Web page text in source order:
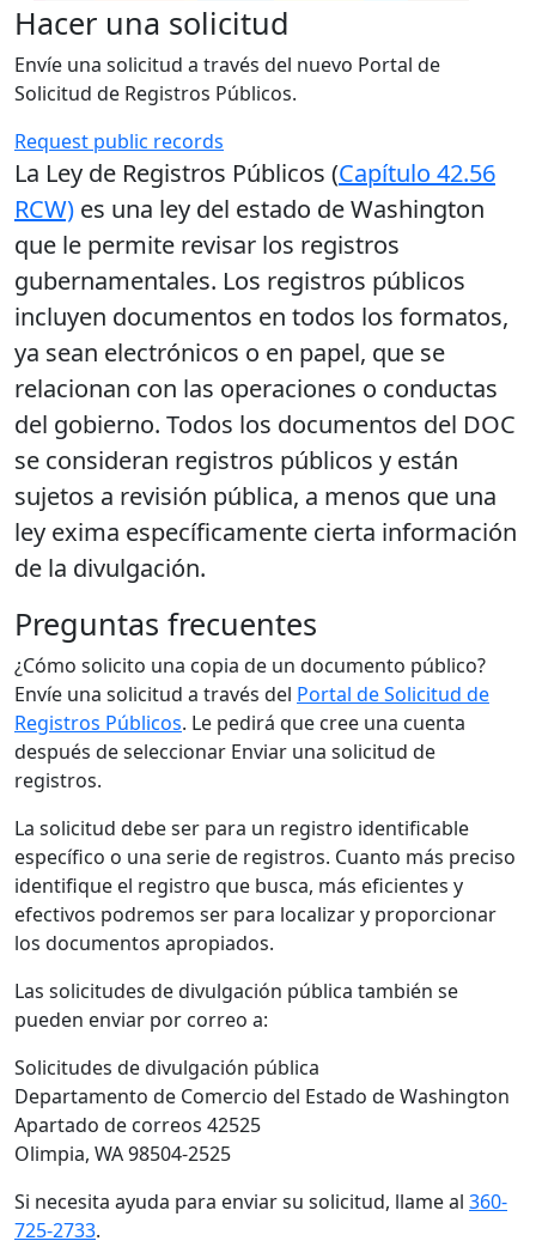
Hacer una solicitud
Envíe una solicitud a través del nuevo Portal de
Solicitud de Registros Públicos.
Request public records
La Ley de Registros Públicos (Capítulo 42.56
RCW) es una ley del estado de Washington
que le permite revisar los registros
gubernamentales. Los registros públicos
incluyen documentos en todos los formatos,
ya sean electrónicos o en papel, que se
relacionan con las operaciones o conductas
del gobierno. Todos los documentos del DOC
se consideran registros públicos y están
sujetos a revisión pública, a menos que una
ley exima específicamente cierta información
de la divulgación.
Preguntas frecuentes
¿Cómo solicito una copia de un documento público?
Envíe una solicitud a través del Portal de Solicitud de
Registros Públicos. Le pedirá que cree una cuenta
después de seleccionar Enviar una solicitud de
registros.
La solicitud debe ser para un registro identificable
específico o una serie de registros. Cuanto más preciso
identifique el registro que busca, más eficientes y
efectivos podremos ser para localizar y proporcionar
los documentos apropiados.
Las solicitudes de divulgación pública también se
pueden enviar por correo a:
Solicitudes de divulgación pública
Departamento de Comercio del Estado de Washington
Apartado de correos 42525
Olimpia, WA 98504-2525
Si necesita ayuda para enviar su solicitud, llame al 360-
725-2733.